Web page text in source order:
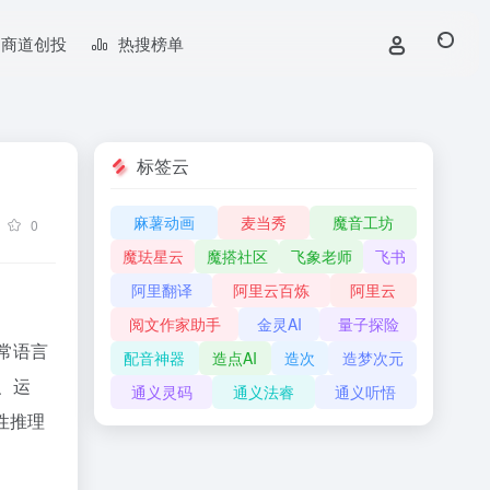
商道创投 热搜榜单
0
语言
运
推理
标签云
麻薯动画 麦当秀
魔音工坊
魔珐星云
魔搭社区 飞象老师
飞书
阿里翻译
阿里云百炼
阿里云
阅文作家助手
金灵AI
量子探险
配音神器
造点AI 造次
造梦次元
通义灵码
通义法睿 通义听悟